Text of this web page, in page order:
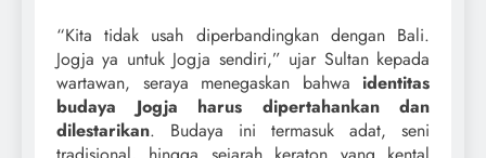
“Kita tidak usah diperbandingkan dengan Bali.
Jogja ya untuk Jogja sendiri,” ujar Sultan kepada
wartawan, seraya menegaskan bahwa identitas
budaya Jogja harus dipertahankan dan
dilestarikan. Budaya ini termasuk adat, seni